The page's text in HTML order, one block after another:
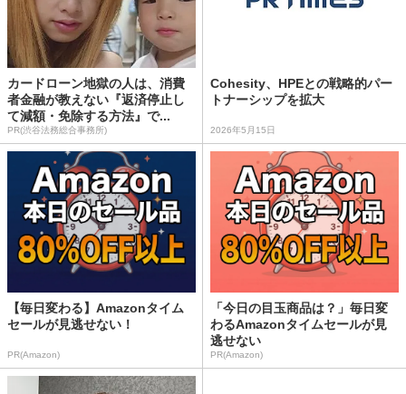
カードローン地獄の人は、消費
者金融が教えない『返済停止し
て減額・免除する方法』で...
PR(渋谷法務総合事務所)
Cohesity、HPEとの戦略的パー
トナーシップを拡大
2026年5月15日
【毎日変わる】Amazonタイム
セールが見逃せない！
PR(Amazon)
「今日の目玉商品は？」毎日変
わるAmazonタイムセールが見
逃せない
PR(Amazon)